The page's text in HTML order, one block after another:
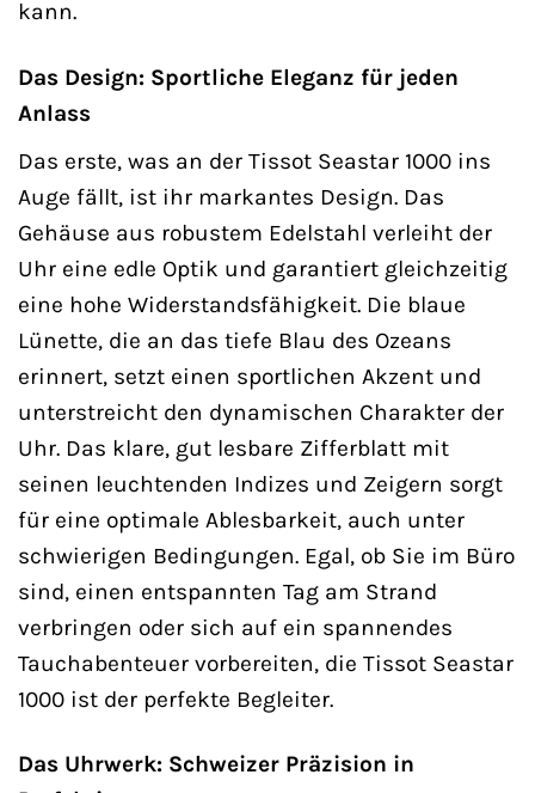
kann.
Das Design: Sportliche Eleganz für jeden
Anlass
Das erste, was an der Tissot Seastar 1000 ins
Auge fällt, ist ihr markantes Design. Das
Gehäuse aus robustem Edelstahl verleiht der
Uhr eine edle Optik und garantiert gleichzeitig
eine hohe Widerstandsfähigkeit. Die blaue
Lünette, die an das tiefe Blau des Ozeans
erinnert, setzt einen sportlichen Akzent und
unterstreicht den dynamischen Charakter der
Uhr. Das klare, gut lesbare Zifferblatt mit
seinen leuchtenden Indizes und Zeigern sorgt
für eine optimale Ablesbarkeit, auch unter
schwierigen Bedingungen. Egal, ob Sie im Büro
sind, einen entspannten Tag am Strand
verbringen oder sich auf ein spannendes
Tauchabenteuer vorbereiten, die Tissot Seastar
1000 ist der perfekte Begleiter.
Das Uhrwerk: Schweizer Präzision in